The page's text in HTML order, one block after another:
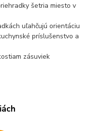
šetria miesto v
uľahčujú orientáciu
príslušenstvo a
zásuviek